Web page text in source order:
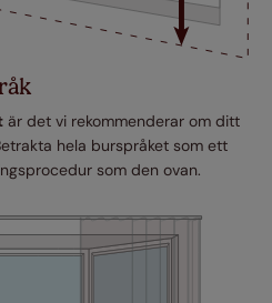
är det vi rekommenderar om ditt
hela burspråket som ett
som den ovan.